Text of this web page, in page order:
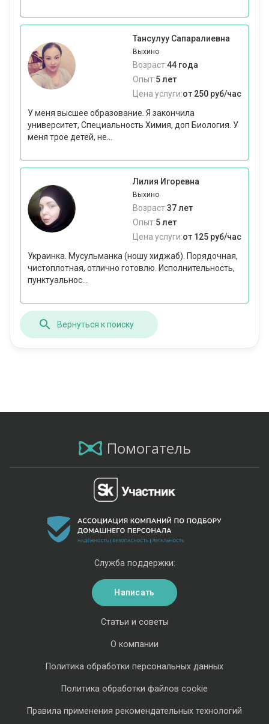
Тансулуу Сапаралиевна
Выхино
Возраст:44 года
Опыт:5 лет
Цена услуги:от 250 руб/час
У меня высшее образование. Я закончила
университет, Специальность Химия, доп Биология. У
меня трое детей, не...
Лилия Игоревна
Выхино
Возраст:37 лет
Опыт:5 лет
Цена услуги:от 125 руб/час
Украинка. Мусульманка (ношу хиджаб). Порядочная,
чистоплотная, отлично готовлю. Исполнительность,
пунктуальнос...
Вернуться к поиску
Помогатель
Статьи и советы
О компании
Политика обработки персональных данных
Политика обработки файлов cookie
Правила применения рекомендательных технологий
Служба поддержки:
Написать